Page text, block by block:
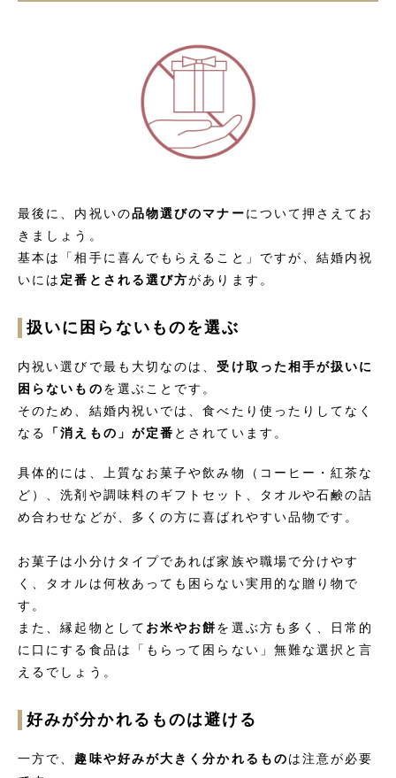
最後に、内祝いの品物選びのマナーについて押さえてお
きましょう。
基本は「相手に喜んでもらえること」ですが、結婚内祝
いには 定番とされる選び方があります。
扱いに困らないものを選ぶ
内祝い選びで最も大切なのは、受け取った相手が扱いに
困らないものを選ぶことです。
そのため、結婚内祝いでは、食べたり使ったりしてなく
なる
「消えもの」が定番 とされています。
具体的には、上質なお菓子や飲み物（コーヒー・紅茶な
ど）、洗剤や調味料のギフトセット、タオルや石鹸の詰
め合わせなどが、多くの方に喜ばれやすい品物です。
お菓子は小分けタイプであれば家族や職場で分けやす
く、タオルは何枚あっても困らない実用的な贈り物で
す。
また、縁起物として お米やお餅を選ぶ方も多く、日常的
に口にする食品は「もらって困らない」無難な選択と言
えるでしょう。
好みが分かれるものは避ける
一方で、 趣味や好みが大きく分かれるものは注意が必要